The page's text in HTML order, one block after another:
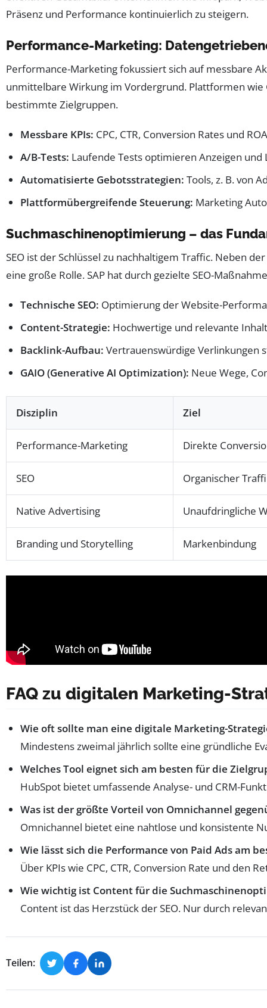
Präsenz und Performance kontinuierlich zu steigern.
Performance-Marketing:
Performance-Marketing fokussiert sich auf messbare
unmittelbare Wirkung im Vordergrund. Plattformen wie
bestimmte Zielgruppen.
Messbare KPIs: CPC, CTR, Conversion Rates und
A/B-Tests: Laufende Tests optimieren Anzeigen
Automatisierte Gebotsstrategien: Tools, z. B. von
Plattformübergreifende Steuerung: Marketing
Suchmaschinenoptimierung – das
SEO ist der Schlüssel zu nachhaltigem Traffic. Neben
eine große Rolle. SAP hat durch gezielte SEO-
Technische SEO: Optimierung der Website-
Content-Strategie: Hochwertige und relevante
Backlink-Aufbau: Vertrauenswürdige Verlinkungen
GAIO (Generative AI Optimization): Neue Wege,
Disziplin Ziel
Performance-Marketing Direkte
SEO Organischer
Native Advertising Unaufdringliche
Branding und Storytelling Markenbindung
FAQ zu digitalen Marketing-
Wie oft sollte man eine digitale Marketing-
Mindestens zweimal jährlich sollte eine gründliche
Welches Tool eignet sich am besten für die
HubSpot bietet umfassende Analyse- und CRM-
Was ist der größte Vorteil von Omnichannel
Omnichannel bietet eine nahtlose und konsistente
Wie lässt sich die Performance von Paid Ads am
Über KPIs wie CPC, CTR, Conversion Rate und den
Wie wichtig ist Content für die
Content ist das Herzstück der SEO. Nur durch
Teilen: